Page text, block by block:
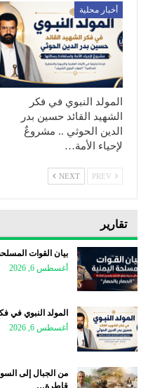
أخبار محلية
المولد النبوي في فكر
الشهيد القائد حسين بدر
الدين الحوثي .. مشروعٌ
لإحياء الأمة…
NEXT
تقارير
بيان القوات
أغسطس 6, 2026
المولد النبوي في
أغسطس 6, 2026
من الجبال إلى
قاطرة…